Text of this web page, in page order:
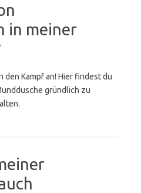
in meiner
den Kampf an! Hier findest du
gründlich zu